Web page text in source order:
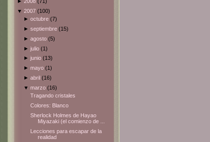
▼ 2007 (100)
►octubre(7)
►septiembre(15)
►agosto(5)
►julio(1)
►junio(13)
►mayo(1)
►abril(16)
▼marzo(16)
Tragando cristales
Colores: Blanco
Sherlock Holmes de Hayao
Miyazaki (el comienzo de ...
Lecciones para escapar de la
realidad